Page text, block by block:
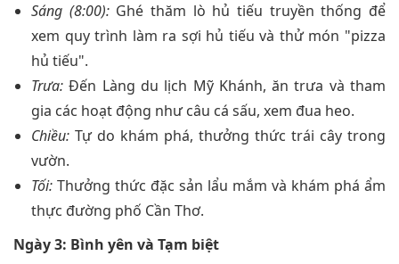
Sáng (8:00):Ghé thăm lò hủ tiếu truyền thống để
xem quy trình làm ra sợi hủ tiếu và thử món "pizza
hủ tiếu".
Trưa: Đến Làng du lịch Mỹ Khánh, ăn trưa và tham
gia các hoạt động như câu cá sấu, xem đua heo.
Chiều: Tự do khám phá, thưởng thức trái cây trong
vườn.
Tối: Thưởng thức đặc sản lẩu mắm và khám phá ẩm
thực đường phố Cần Thơ.
Ngày 3: Bình yên và Tạm biệt